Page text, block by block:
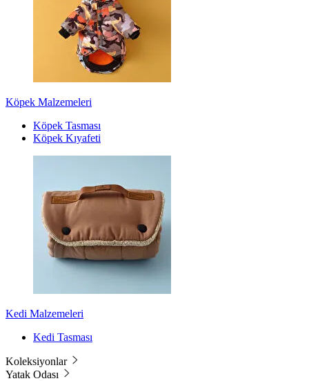
Köpek Malzemeleri
Köpek Tasması
Köpek Kıyafeti
Kedi Malzemeleri
Kedi Tasması
Koleksiyonlar
Yatak Odası